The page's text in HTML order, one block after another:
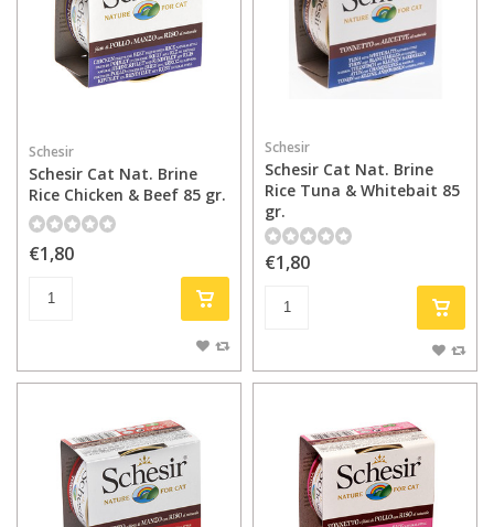
Schesir
Schesir Cat Nat. Brine
Rice Chicken & Beef 85 gr.
€1,80
Schesir
Schesir Cat Nat. Brine
Rice Tuna & Whitebait 85
gr.
€1,80